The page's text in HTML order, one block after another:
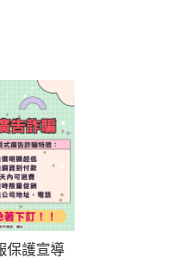
保護宣導